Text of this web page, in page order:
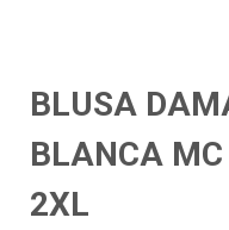
BLUSA
BLANCA
2XL